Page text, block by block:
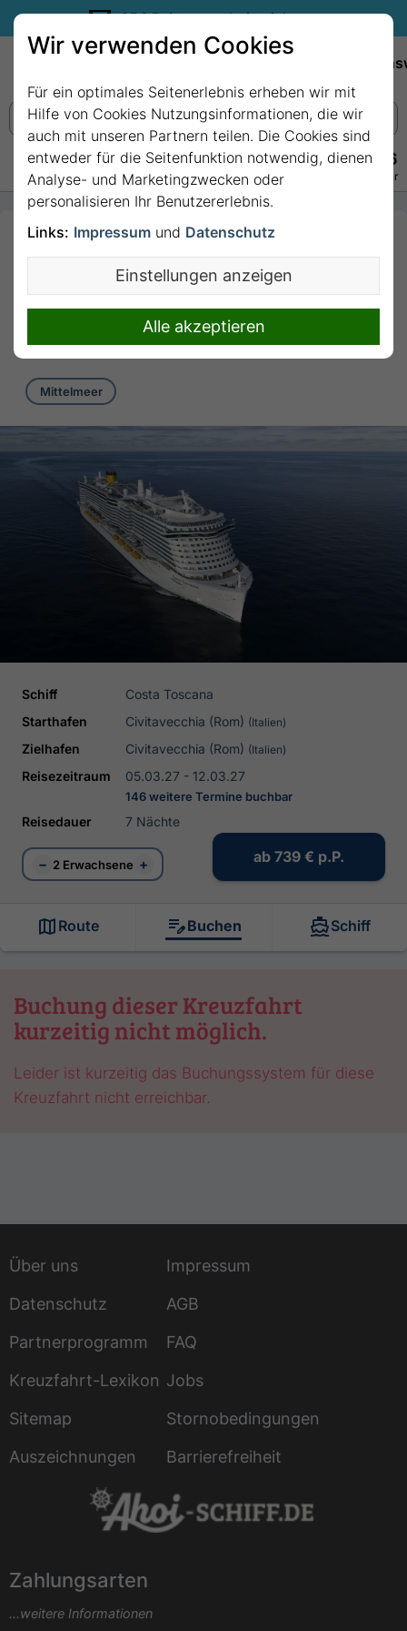
35€ Reisegutschein sichern.
+49 228 3875 7256
Persönlich · Kostenlos · Täglich 08–22 Uhr
7 Nächte - Italien,
Frankreich, Spanien,
Balearen (Spanien) mit
Costa Toscana
7 Nächte von/bis Civitavecchia (Rom)
Mittelmeer
Schiff
Costa Toscana
Starthafen
Civitavecchia (Rom) (Italien)
Zielhafen Civitavecchia (Rom) (Italien)
Reisezeitraum 05.03.27 - 12.03.27
146 weitere Termine buchbar
Reisedauer 7 Nächte
− 2 Erwachsene + ab 739 € p.P.
Route Buchen Schiff
Buchung dieser Kreuzfahrt
kurzeitig nicht möglich.
Leider ist kurzeitig das Buchungssystem für diese
Kreuzfahrt nicht erreichbar.
Über uns
Impressum
Datenschutz
AGB
Partnerprogramm
FAQ
Kreuzfahrt-Lexikon Jobs
Sitemap
Stornobedingungen
Auszeichnungen
Barrierefreiheit
Zahlungsarten
...weitere Informationen
Wir verwenden Cookies
Für ein optimales Seitenerlebnis erheben wir mit
Hilfe von Cookies Nutzungsinformationen, die wir
auch mit unseren Partnern teilen. Die Cookies sind
entweder für die Seitenfunktion notwendig, dienen
Analyse- und Marketingzwecken oder
personalisieren Ihr Benutzererlebnis.
Links: Impressum und Datenschutz
Einstellungen anzeigen
Alle akzeptieren